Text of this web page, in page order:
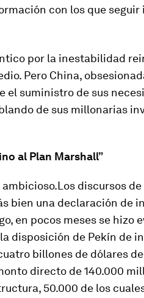
con los que
por la inestabilidad
Pero China,
el suministro de sus
de sus millonarias
al Plan Marshall”
ambicioso.Los discursos
bien una declaración de
en pocos meses se hizo
disposición de Pekín de
billones de dólares
directo de 140.000
50.000 de los